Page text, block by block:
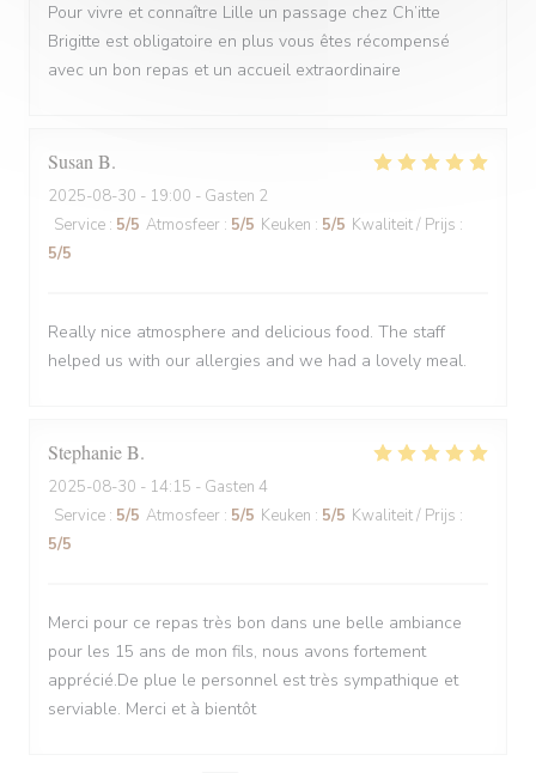
Pour vivre et connaître Lille un passage chez Ch’itte
Brigitte est obligatoire en plus vous êtes récompensé
avec un bon repas et un accueil extraordinaire
Susan B
2025-08-30 - 19:00 - Gasten 2
Service : 5/5 Atmosfeer : 5/5 Keuken : 5/5 Kwaliteit / Prijs :
5/5
Really nice atmosphere and delicious food. The staff
helped us with our allergies and we had a lovely meal.
StephanieB
2025-08-30 - 14:15 - Gasten 4
Service : 5/5 Atmosfeer : 5/5 Keuken : 5/5 Kwaliteit / Prijs :
5/5
Merci pour ce repas très bon dans une belle ambiance
pour les 15 ans de mon fils, nous avons fortement
apprécié.De plue le personnel est très sympathique et
serviable. Merci et à bientôt